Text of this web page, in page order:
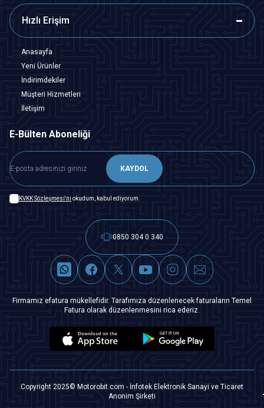
Hızlı Erişim
Anasayfa
Yeni Ürünler
İndirimdekiler
Müşteri Hizmetleri
İletişim
E-Bülten Aboneliği
KAYDOL
KVKK Sözleşmesi'ni okudum, kabul ediyorum.
0850 304 0 340
Firmamız efatura mükellefidir. Tarafımıza düzenlenecek faturaların Temel
Fatura olarak düzenlenmesini rica ederiz.
Copyright 2025© Motorobit.com - İnfotek Elektronik Sanayi ve Ticaret
Anonim Şirketi